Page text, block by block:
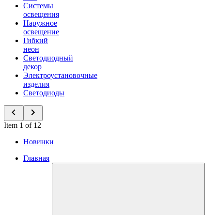
Системы
освещения
Наружное
освещение
Гибкий
неон
Светодиодный
декор
Электроустановочные
изделия
Светодиоды
Item 1 of 12
Новинки
Главная